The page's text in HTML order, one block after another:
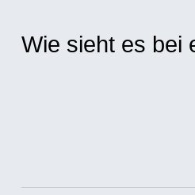
Wie sieht es bei